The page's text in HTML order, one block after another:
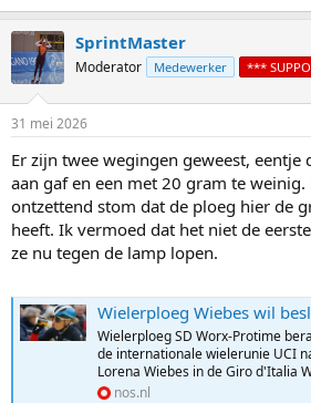
SprintMaster
Moderator Medewerker ***
31 mei 2026
Er zijn twee wegingen geweest,
aan gaf en een met 20 gram te weinig.
ontzettend stom dat de ploeg hier de
heeft. Ik vermoed dat het niet de
ze nu tegen de lamp lopen.
Wielerploeg Wiebes wil beslissing UCI
Wielerploeg SD Worx-Protime
de internationale wielerunie UCI
Lorena Wiebes in de Giro d'Italia
nos.nl